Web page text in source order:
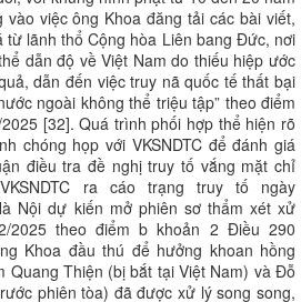
việc ông Khoa đăng tải các bài viết,
từ lãnh thổ Cộng hòa Liên bang Đức, nơi
dẫn độ về Việt Nam do thiếu hiệp ước
dẫn đến việc truy nã quốc tế thất bại
ngoài không thể triệu tập” theo điểm
[32]. Quá trình phối hợp thể hiện rõ
chóng họp với VKSNDTC để đánh giá
điều tra đề nghị truy tố vắng mặt chỉ
ra cáo trạng truy tố ngày
Nội dự kiến mở phiên sơ thẩm xét xử
2025 theo điểm b khoản 2 Điều 290
Khoa đầu thú để hưởng khoan hồng
Quang Thiện (bị bắt tại Việt Nam) và Đỗ
phiên tòa) đã được xử lý song song,